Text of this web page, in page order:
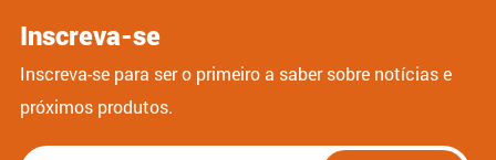
Inscreva-se
Inscreva-se para ser o primeiro a saber sobre notícias e
próximos produtos.